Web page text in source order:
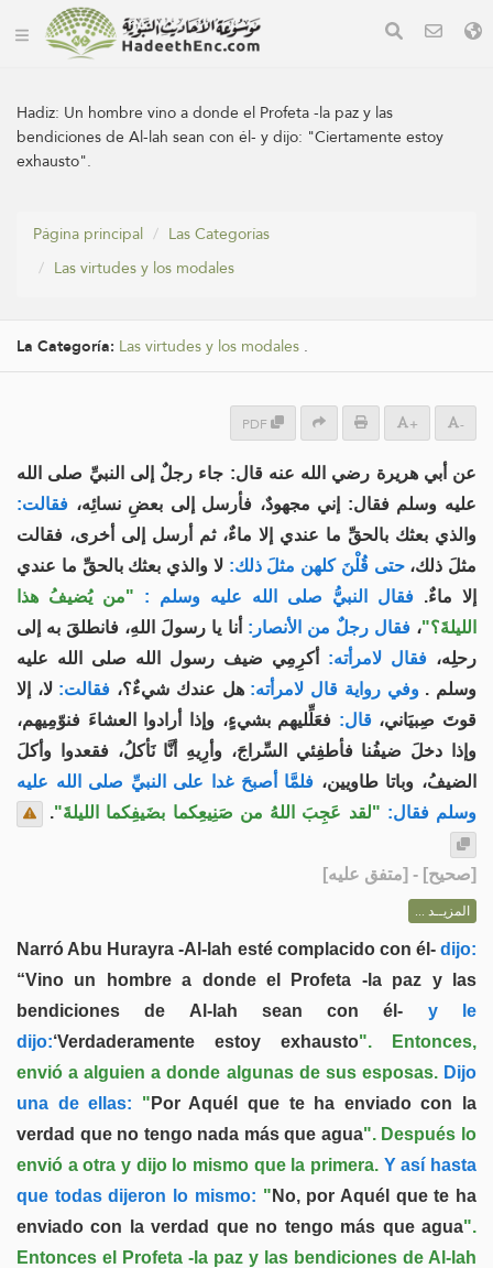
Hadiz: Un hombre vino a donde el Profeta -la paz y las
bendiciones de Al-lah sean con él- y dijo: "Ciertamente estoy
exhausto".
Página principal
Las Categorías
Las virtudes y los modales
La Categoría: Las virtudes y los modales .
PDF + -
عن أبي هريرة رضي الله عنه قال: جاء رجلٌ إلى النبيِّ صلى الله
عليه وسلم فقال: إني مجهودٌ، فأرسل إلى بعضِ نسائِه، فقالت:
والذي بعثك بالحقِّ ما عندي إلا ماءٌ، ثم أرسل إلى أخرى، فقالت
مثلَ ذلك، حتى قُلْنَ كلهن مثلَ ذلك: لا والذي بعثك بالحقِّ ما عندي
إلا ماءٌ. فقال النبيُّ صلى الله عليه وسلم :
"من يُضيفُ هذا
الليلةَ؟"، فقال رجلٌ من الأنصار: أنا يا رسولَ اللهِ، فانطلقَ به إلى
رحلِه، فقال لامرأته: أكرِمِي ضيف رسول الله صلى الله عليه
وسلم . وفي رواية قال لامرأته: هل عندك شيءٌ؟، فقالت: لا، إلا
قوتَ صِبيَاني، قال: فعَلِّليهم بشيءٍ، وإذا أرادوا العشاءَ فنوّمِيهم،
وإذا دخلَ ضيفُنا فأطفِئي السِّراجَ، وأرِيهِ أنَّا نَأكلُ، فقعدوا وأكلَ
الضيفُ، وباتا طاويين، فلمَّا أصبحَ غدا على النبيِّ صلى الله عليه
وسلم فقال: "لقد عَجِبَ اللهُ من صَنِيعِكما بضَيفِكما الليلةَ".
[صحيح] - [متفق عليه]
المزيــد ...
Narró Abu Hurayra -Al-lah esté complacido con él-dijo:
“Vino un hombre a donde el Profeta -la paz y las
bendiciones de Al-lah sean con él- y le
dijo:‘Verdaderamente estoy exhausto". Entonces,
envió a alguien a donde algunas de sus esposas.Dijo
una de ellas: " Por Aquél que te ha enviado con la
verdad que no tengo nada más que agua". Después lo
envió a otra y dijo lo mismo que la primera. Y así hasta
que todas dijeron lo mismo: " No, por Aquél que te ha
enviado con la verdad que no tengo más que agua".
Entonces el Profeta -la paz y las bendiciones de Al-lah